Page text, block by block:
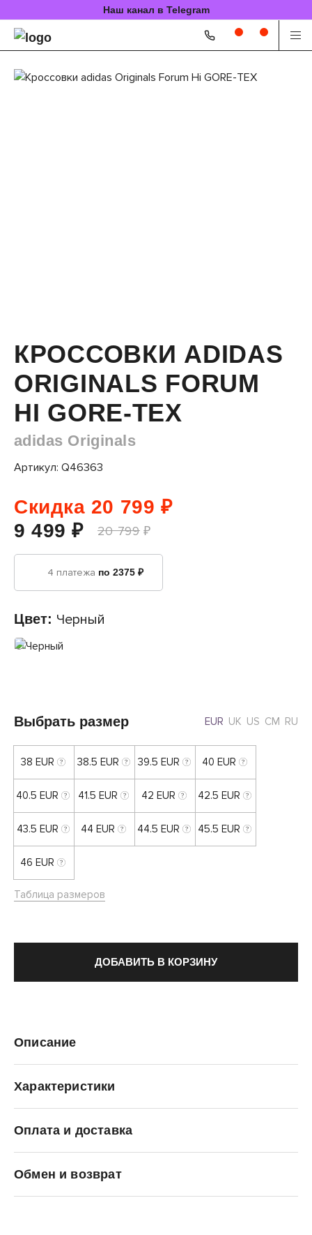
Наш канал в Telegram
КРОССОВКИ ADIDAS
ORIGINALS FORUM
HI GORE-TEX
adidas Originals
Артикул: Q46363
Скидка 20 799 ₽
9 499 ₽
20 799 ₽
4 платежа по 2375 ₽
Цвет: Черный
Выбрать размер EUR UK US CM RU
38 EUR 38.5 EUR 39.5 EUR 40 EUR
40.5 EUR 41.5 EUR 42 EUR 42.5 EUR
43.5 EUR 44 EUR 44.5 EUR 45.5 EUR
46 EUR
Таблица размеров
ДОБАВИТЬ В КОРЗИНУ
Описание
Характеристики
Оплата и доставка
Обмен и возврат